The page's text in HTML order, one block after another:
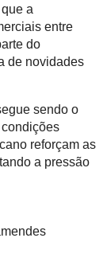
a
entre
do
de novidades
sendo o
reforçam as
a pressão